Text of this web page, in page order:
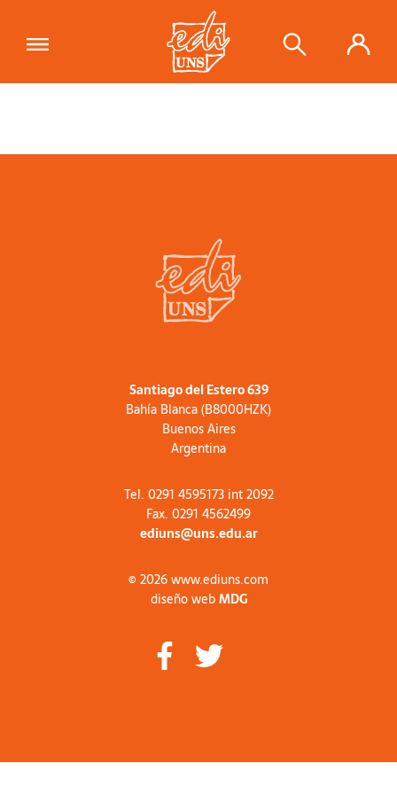
Santiago del Estero 639
Bahía Blanca (B8000HZK)
Buenos Aires
Argentina
Tel. 0291 4595173 int 2092
Fax. 0291 4562499
ediuns@uns.edu.ar
© 2026 www.ediuns.com
diseño webMDG